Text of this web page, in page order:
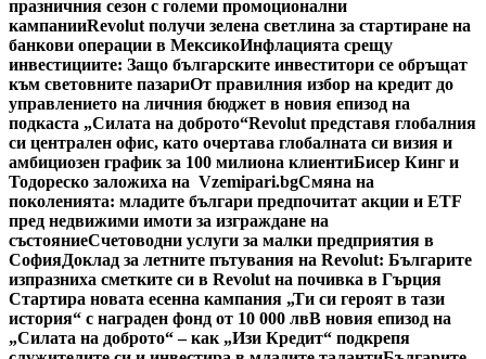
празничния сезон с големи промоционални
кампанииRevolut получи зелена светлина за стартиране на
банкови операции в МексикоИнфлацията срещу
инвестициите: Защо българските инвеститори се обръщат
към световните пазариОт правилния избор на кредит до
управлението на личния бюджет в новия епизод на
подкаста „Силата на доброто“Revolut представя глобалния
си централен офис, като очертава глобалната си визия и
амбициозен график за 100 милиона клиентиБисер Кинг и
Тодореско заложиха на Vzemipari.bgСмяна на
поколенията: младите българи предпочитат акции и ETF
пред недвижими имоти за изграждане на
състояниеСчетоводни услуги за малки предприятия в
СофияДоклад за летните пътувания на Revolut: Българите
изпразниха сметките си в Revolut на почивка в Гърция
Стартира новата есенна кампания „Ти си героят в тази
история“ с награден фонд от 10 000 лвВ новия епизод на
„Силата на доброто“ – как „Изи Кредит“ подкрепя